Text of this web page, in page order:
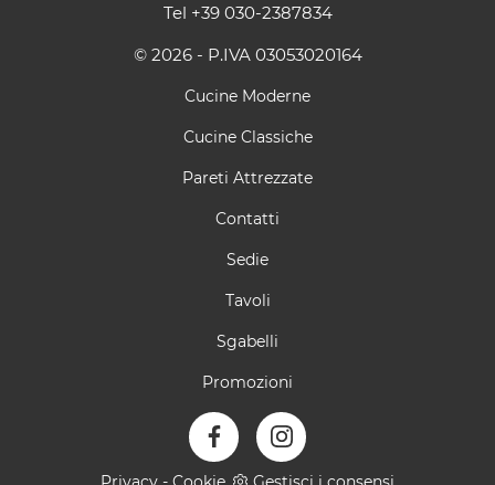
Tel +39 030-2387834
© 2026 - P.IVA 03053020164
Cucine Moderne
Cucine Classiche
Pareti Attrezzate
Contatti
Sedie
Tavoli
Sgabelli
Promozioni